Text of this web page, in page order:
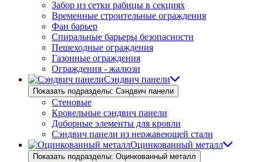
Забор из сетки рабицы в секциях
Временные строительные ограждения
Фан барьер
Спиральные барьеры безопасности
Пешеходные ограждения
Газонные ограждения
Ограждения - жалюзи
Сэндвич панели
Показать подразделы: Сэндвич панели
Стеновые
Кровельные сэндвич панели
Доборные элементы для кровли
Сэндвич панели из нержавеющей стали
Оцинкованный металл
Показать подразделы: Оцинкованный металл